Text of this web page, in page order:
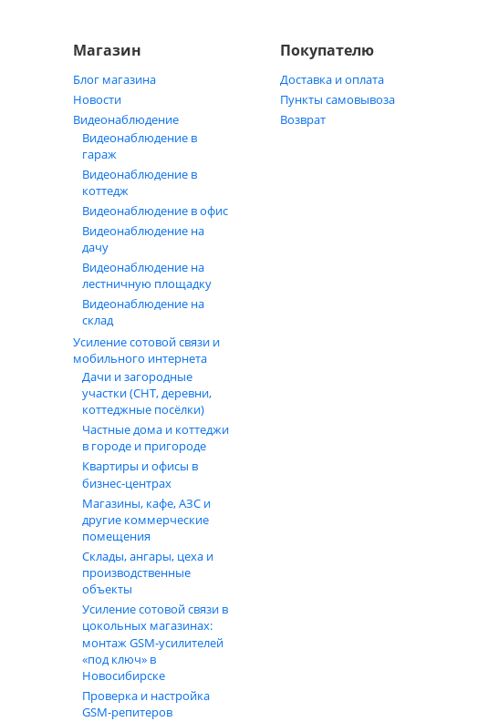
Магазин
Блог магазина
Новости
Видеонаблюдение
Видеонаблюдение в
гараж
Видеонаблюдение в
коттедж
Видеонаблюдение в офис
Видеонаблюдение на
дачу
Видеонаблюдение на
лестничную площадку
Видеонаблюдение на
склад
Усиление сотовой связи и
мобильного интернета
Дачи и загородные
участки (СНТ, деревни,
коттеджные посёлки)
Частные дома и коттеджи
в городе и пригороде
Квартиры и офисы в
бизнес‑центрах
Магазины, кафе, АЗС и
другие коммерческие
помещения
Склады, ангары, цеха и
производственные
объекты
Усиление сотовой связи в
цокольных магазинах:
монтаж GSM‑усилителей
«под ключ» в
Новосибирске
Проверка и настройка
GSM-репитеров
Покупателю
Доставка и оплата
Пункты самовывоза
Возврат